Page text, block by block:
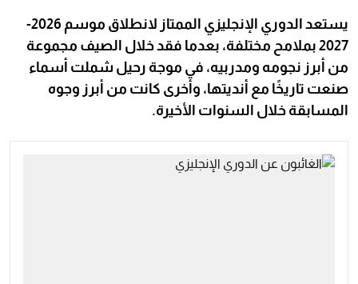
يستعد الدوري الإنجليزي الممتاز لانطلاق موسم 2026-
2027 بملامح مختلفة، بعدما فقد خلال الصيف مجموعة
من أبرز نجومه ومدربيه، في موجة رحيل شملت أسماء
صنعت تاريخًا مع أنديتها، وأخرى كانت من أبرز وجوه
المسابقة خلال السنوات الأخيرة.